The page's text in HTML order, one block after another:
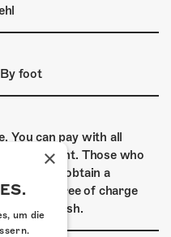
By foot
You can pay with all
as Twint. Those who
can obtain a
card free of charge
using cash.
×
um die